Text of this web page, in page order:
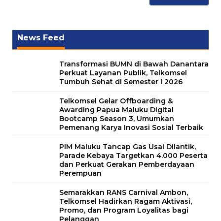
News Feed
Transformasi BUMN di Bawah Danantara
Perkuat Layanan Publik, Telkomsel
Tumbuh Sehat di Semester I 2026
Telkomsel Gelar Offboarding &
Awarding Papua Maluku Digital
Bootcamp Season 3, Umumkan
Pemenang Karya Inovasi Sosial Terbaik
PIM Maluku Tancap Gas Usai Dilantik,
Parade Kebaya Targetkan 4.000 Peserta
dan Perkuat Gerakan Pemberdayaan
Perempuan
Semarakkan RANS Carnival Ambon,
Telkomsel Hadirkan Ragam Aktivasi,
Promo, dan Program Loyalitas bagi
Pelanggan